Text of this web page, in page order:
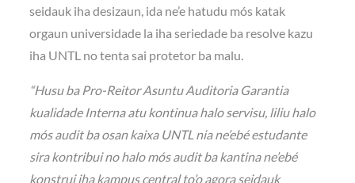
seidauk iha desizaun, ida ne’e hatudu mós katak
orgaun universidade la iha seriedade ba resolve kazu
iha UNTL no tenta sai protetor ba malu.
“Husu ba Pro-Reitor Asuntu Auditoria Garantia
kualidade Interna atu kontinua halo servisu, liliu halo
mós audit ba osan kaixa UNTL nia ne’ebé estudante
sira kontribui no halo mós audit ba kantina ne’ebé
konstrui iha kampus central to’o agora seidauk